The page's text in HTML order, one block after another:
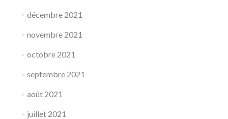
décembre 2021
novembre 2021
octobre 2021
septembre 2021
août 2021
juillet 2021